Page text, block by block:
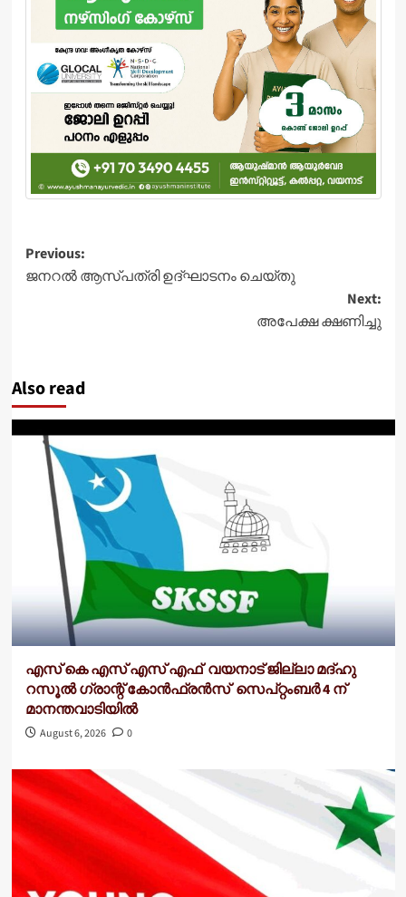
Post
navigation
Previous:
ജനറല്‍ ആസ്പത്രി ഉദ്ഘാടനം ചെയ്തു
Next:
അപേക്ഷ ക്ഷണിച്ചു
Also read
എസ് കെ എസ് എസ് എഫ് വയനാട് ജില്ലാ മദ്ഹു
റസൂൽ ഗ്രാന്റ് കോൻഫ്രൻസ് സെപ്റ്റംബർ 4 ന്
മാനന്തവാടിയിൽ
August 6, 2026 0